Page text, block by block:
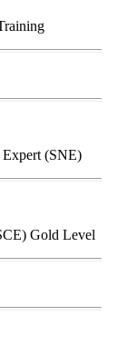
(SNE)
Gold Level